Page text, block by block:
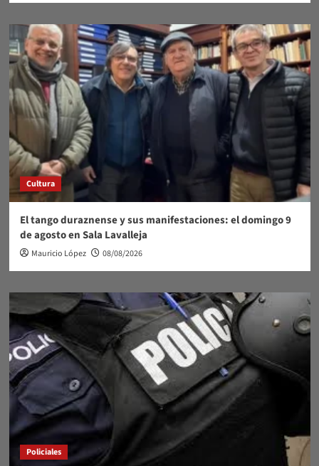
Cultura
El tango duraznense y sus manifestaciones: el domingo 9
de agosto en Sala Lavalleja
Mauricio López 08/08/2026
Policiales